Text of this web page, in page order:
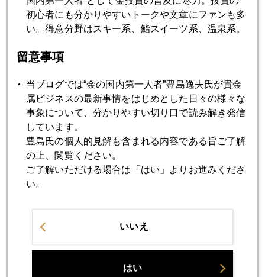
ジムロジャースはドル買い
2011年05月30日
Sell in May and go away から Come back in June へ
2011年05月27日
金価格高騰 ７つの理由
２０１１年１－３月期 金需給動向
初心者にも分かりやすいトークや文章にファンも多
い。得意分野はスキー系、鮨スイーツ系、温泉系。
留意事項
当ブログでは“金の国内第一人者”豊島逸夫氏が貴金
属ビジネスの最新事情をはじめとした日々の様々な
事象について、分かりやすい切り口で読み解き発信
しています。
豊島氏の個人的見解も含まれる内容である旨ご了解
の上、閲覧ください。
ご了解いただける場合は「はい」よりお進みくださ
い。
いいえ
はい